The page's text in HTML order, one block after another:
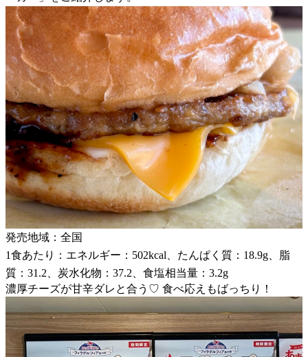
発売地域：全国
1食あたり：エネルギー：502kcal、たんぱく質：18.9g、脂
質：31.2、炭水化物：37.2、食塩相当量：3.2g
濃厚チーズが甘辛ダレと合う♡ 食べ応えもばっちり！